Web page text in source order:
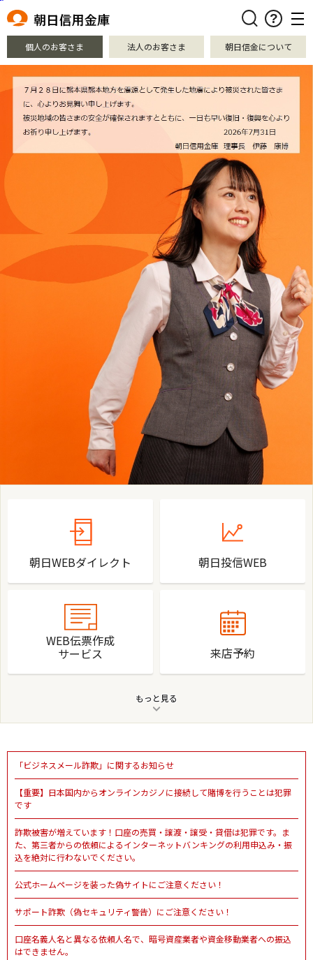
検索
個人のお客さま 法人のお客さま 朝日信金について
朝日WEBダイレクト 朝日投信WEB
WEB伝票作成
サービス 来店予約
年金ご予約サービス 金利一覧
手数料一覧
取扱いファンド
基準価格表一覧
もっと見る
「ビジネスメール詐欺」に関するお知らせ
【重要】日本国内からオンラインカジノに接続して賭博を行うことは犯罪
です
詐欺被害が増えています！口座の売買・譲渡・譲受・貸借は犯罪です。ま
た、第三者からの依頼によるインターネットバンキングの利用申込み・振
込を絶対に行わないでください。
公式ホームページを装った偽サイトにご注意ください！
サポート詐欺（偽セキュリティ警告）にご注意ください！
口座名義人名と異なる依頼人名で、暗号資産業者や資金移動業者への振込
はできません。